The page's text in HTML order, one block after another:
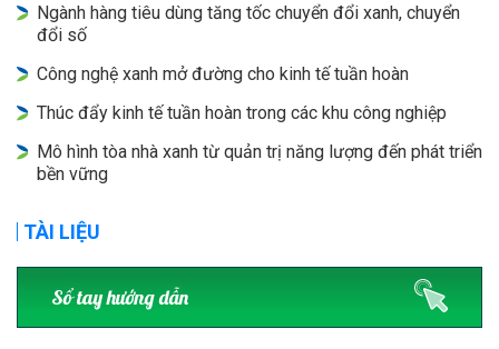
Ngành hàng tiêu dùng tăng tốc chuyển đổi xanh, chuyển
đổi số
Công nghệ xanh mở đường cho kinh tế tuần hoàn
Thúc đẩy kinh tế tuần hoàn trong các khu công nghiệp
Mô hình tòa nhà xanh từ quản trị năng lượng đến phát triển
bền vững
TÀI LIỆU
Sổ tay hướng dẫn